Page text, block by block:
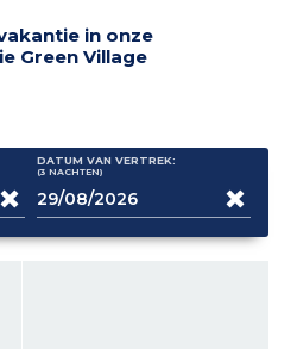
in onze
Green Village
DATUM VAN VERTREK:
(3 NACHTEN)